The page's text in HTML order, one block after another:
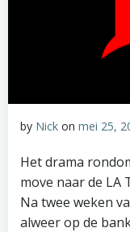
by Nick on mei 25,
Het drama
move naar de LA
Na twee weken
alweer op de